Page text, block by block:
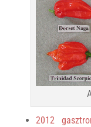
2012